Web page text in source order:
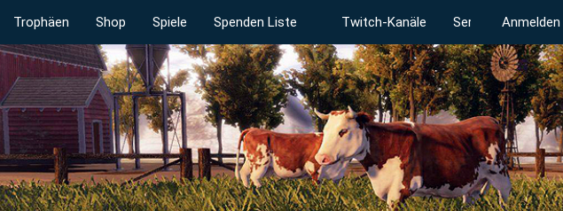
Trophäen Shop Spiele Spenden Liste Twitch-Kanäle ServerstatusAnmelden